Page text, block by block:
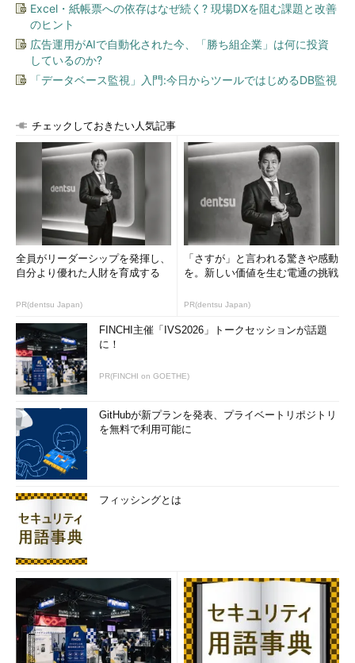
Excel・紙帳票への依存はなぜ続く? 現場DXを阻む課題と改善
のヒント
広告運用がAIで自動化された今、「勝ち組企業」は何に投資
しているのか?
「データベース監視」入門:今日からツールではじめるDB監視
チェックしておきたい人気記事
全員がリーダーシップを発揮し、
自分より優れた人財を育成する
PR(dentsu Japan)
「さすが」と言われる驚きや感動
を。新しい価値を生む電通の挑戦
PR(dentsu Japan)
FINCHI主催「IVS2026」トークセッションが話題
に！
PR(FINCHI on GOETHE)
GitHubが新プランを発表、プライベートリポジトリ
を無料で利用可能に
フィッシングとは